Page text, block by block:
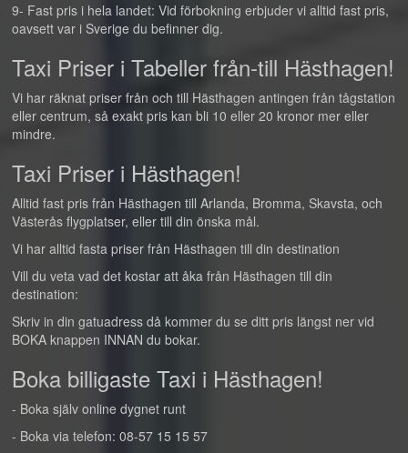
9- Fast pris i hela landet: Vid förbokning erbjuder vi alltid fast pris,
oavsett var i Sverige du befinner dig.
Taxi Priser i Tabeller från-till Hästhagen!
Vi har räknat priser från och till Hästhagen antingen från tågstation
eller centrum, så exakt pris kan bli 10 eller 20 kronor mer eller
mindre.
Taxi Priser i Hästhagen!
Alltid fast pris från Hästhagen till Arlanda, Bromma, Skavsta, och
Västerås flygplatser, eller till din önska mål.
Vi har alltid fasta priser från Hästhagen till din destination
Vill du veta vad det kostar att åka från Hästhagen till din
destination:
Skriv in din gatuadress då kommer du se ditt pris längst ner vid
BOKA knappen INNAN du bokar.
Boka billigaste Taxi i Hästhagen!
- Boka själv online dygnet runt
- Boka via telefon: 08-57 15 15 57